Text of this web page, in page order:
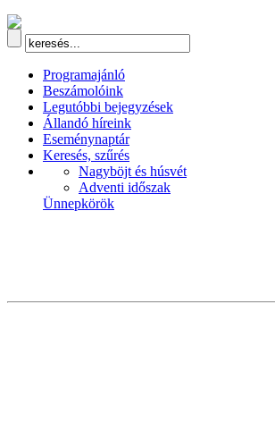
Programajánló
Beszámolóink
Legutóbbi bejegyzések
Állandó híreink
Eseménynaptár
Keresés, szűrés
Nagyböjt és húsvét
Adventi időszak
Ünnepkörök